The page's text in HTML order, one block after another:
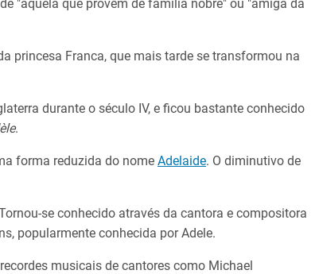
"aquela que provêm de família nobre" ou "amiga da
princesa Franca, que mais tarde se transformou na
durante o século IV, e ficou bastante conhecido
​.
forma reduzida do nome Adelaide. O diminutivo de
se conhecido através da cantora e compositora
popularmente conhecida por Adele.
musicais de cantores como ​Michael